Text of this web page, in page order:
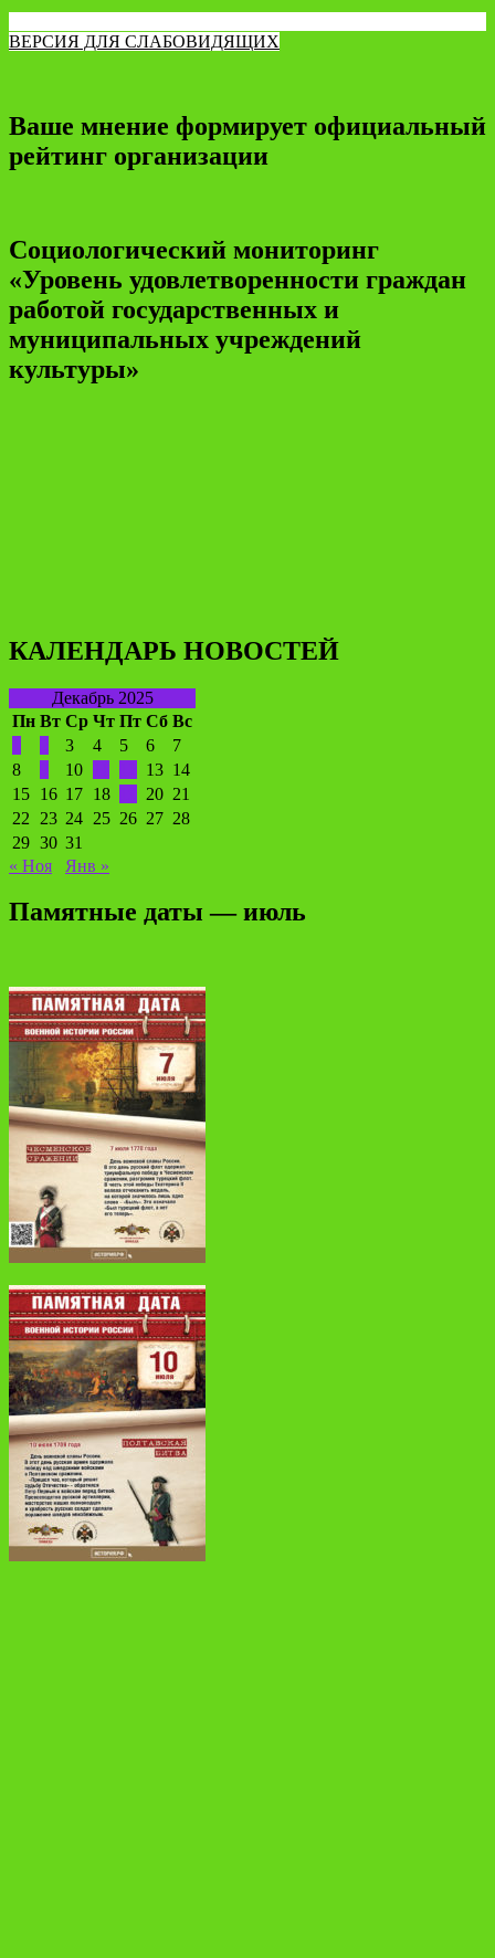
ВЕРСИЯ ДЛЯ СЛАБОВИДЯЩИХ
Ваше мнение формирует официальный
рейтинг организации
Социологический мониторинг
«Уровень удовлетворенности граждан
работой государственных и
муниципальных учреждений
культуры»
КАЛЕНДАРЬ НОВОСТЕЙ
Декабрь 2025
Пн Вт Ср Чт Пт Сб Вс
3 4 5 6
7
8
10 13 14
15 16 17 18 20 21
22
23 24 25 26 27 28
29 30 31
« Ноя
Янв »
Памятные даты — июль